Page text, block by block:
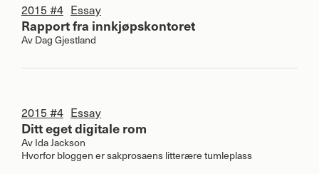
2015 #4 Essay
Rapport fra innkjøpskontoret
AvDag Gjestland
2015 #4 Essay
Ditt eget digitale rom
AvIda Jackson
Hvorfor bloggen er sakprosaens litterære tumleplass